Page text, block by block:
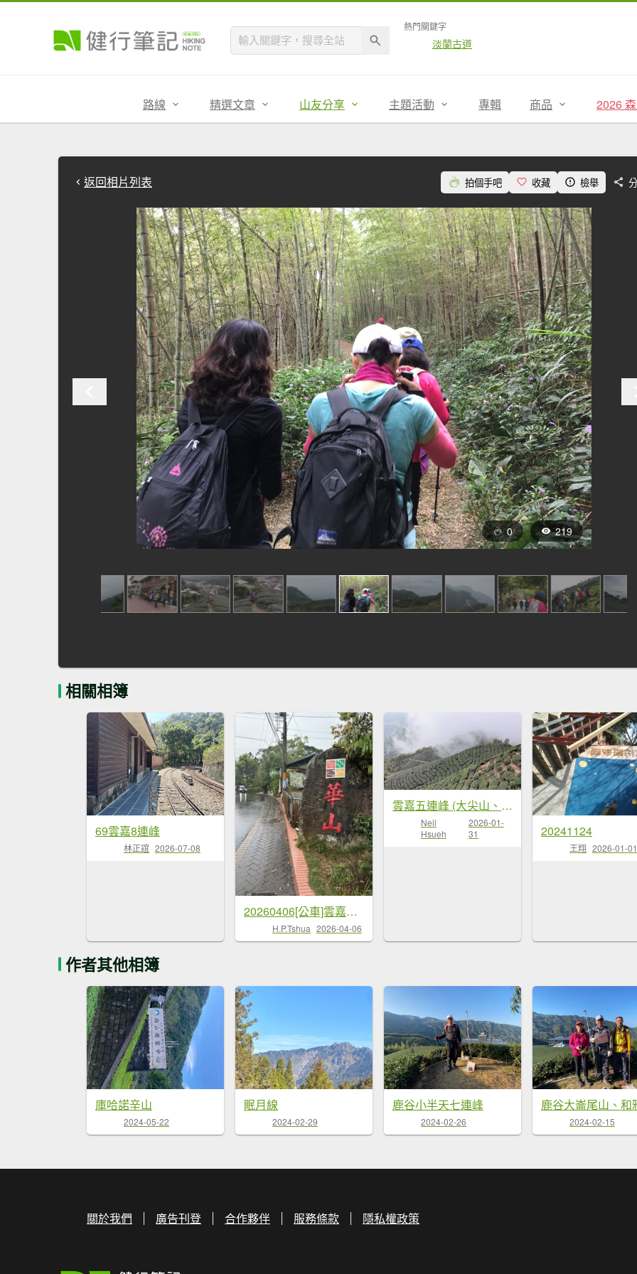
熱門關鍵字
淡蘭古道
路線 精選文章 山友分享 主題活動 專輯 商品 2026
返回相片列表 拍個手吧 收藏 檢舉
0 219
相關相簿
69雲嘉8連峰
林正誼 2026-07-08
20260406[公車]雲嘉連峰-二尖山+馬鞍山+梨子腳山+太平山+太平山西峰
H.P.Tshua 2026-04-06
雲嘉五連峰 (大尖山、二尖山、馬鞍山、梨子腳山、太平山)
Neil
Hsueh
2026-01-
31
20241124
王翔 2026-01-01
作者其他相簿
庫哈諾辛山
2024-05-22
眠月線
2024-02-29
鹿谷小半天七連峰
2024-02-26 2024-02-15
關於我們 廣告刊登 合作夥伴 服務條款 隱私權政策